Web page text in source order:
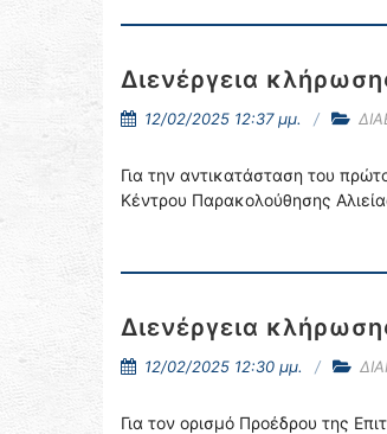
Διενέργεια
12/02/2025 12:37 μμ.
Για την αντικατάσταση του
Κέντρου Παρακολούθησης
Διενέργεια
12/02/2025 12:30 μμ.
Για τον ορισμό Προέδρου της